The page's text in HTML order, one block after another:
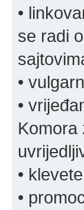
•
se radi
•
•
Komora
•
•